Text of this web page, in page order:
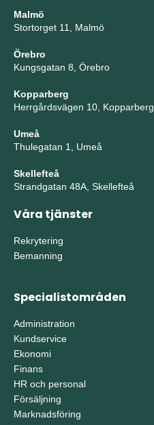
Malmö
Stortorget 11, Malmö
Örebro
Kungsgatan 8, Örebro
Kopparberg
Herrgårdsvägen 10, Kopparberg
Umeå
Thulegatan 1, Umeå
Skellefteå
Strandgatan 48A, Skellefteå
Våra tjänster
Rekrytering
Bemanning
Specialistområden
Administration
Kundservice
Ekonomi
Finans
HR och personal
Försäljning
Marknadsföring